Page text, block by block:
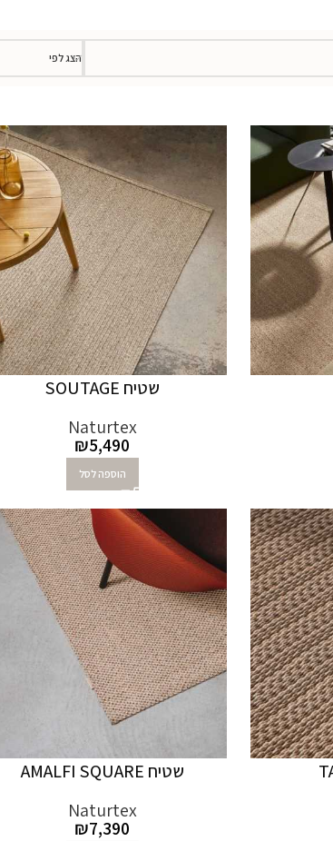
הצג לפי
שטיח SOUTAGE
Naturtex
₪5,490
הוספה לסל
שטיח AMALFI SQUARE
Naturtex
₪7,390